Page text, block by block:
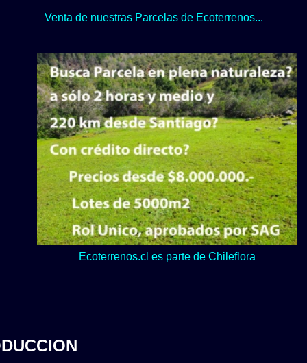
Venta de nuestras Parcelas de Ecoterrenos...
Ecoterrenos.cl es parte de Chileflora
Lo verde y naturaleza dominan en nuestro Loteo